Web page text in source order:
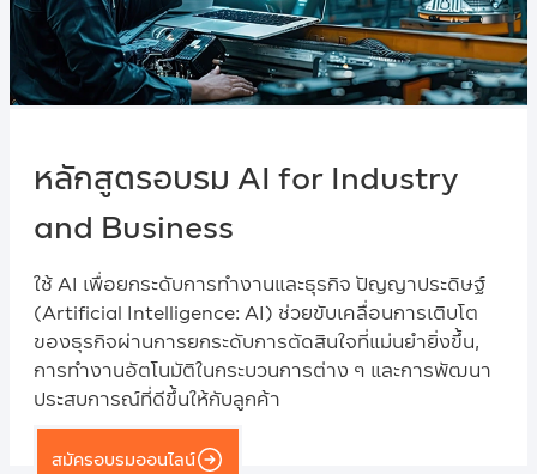
หลักสูตรอบรม AI for Industry
and Business
ใช้ AI เพื่อยกระดับการทํางานและธุรกิจ ปัญญาประดิษฐ์
(Artificial Intelligence: AI) ช่วยขับเคลื่อนการเติบโต
ของธุรกิจผ่านการยกระดับการตัดสินใจที่แม่นยำยิ่งขึ้น,
การทำงานอัตโนมัติในกระบวนการต่าง ๆ และการพัฒนา
ประสบการณ์ที่ดีขึ้นให้กับลูกค้า
สมัครอบรมออนไลน์